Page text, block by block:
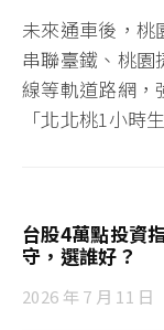
未來通車後，桃
串聯臺鐵、桃園
線等軌道路網，
「北北桃1小時
台股4萬點投資
守，選誰好？
2026 年 7 月 11 日